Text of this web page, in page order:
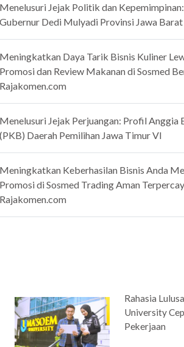
Jejak Politik dan
Dedi Mulyadi Provinsi Jawa Barat
Daya Tarik Bisnis Kuliner
dan Review Makanan di Sosmed
Jejak Perjuangan: Profil Anggia
Daerah Pemilihan Jawa Timur VI
Keberhasilan Bisnis Anda
di Sosmed Trading Aman
Rahasia
University
Pekerjaan